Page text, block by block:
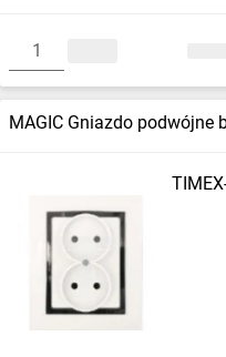
MAGIC Gniazdo podwójne